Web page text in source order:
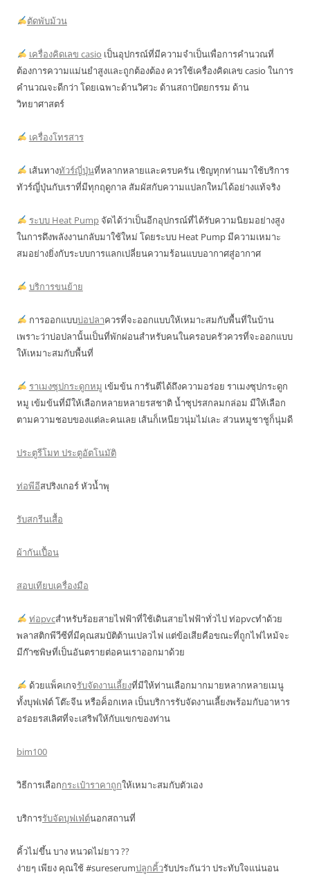
ตัดพับม้วน
เครื่องคิดเลข casio เป็นอุปกรณ์ที่มีความจำเป็นเพื่อการคำนวณที่
ต้องการความแม่นยำสูงและถูกต้องต้อง ควรใช้เครื่องคิดเลข casio ในการ
คำนวณจะดีกว่า โดยเฉพาะด้านวิศวะ ด้านสถาปัตยกรรม ด้าน
วิทยาศาสตร์
เครื่องโทรสาร
เส้นทางทัวร์ญี่ปุ่นที่หลากหลายและครบครัน เชิญทุกท่านมาใช้บริการ
ทัวร์ญี่ปุ่นกับเราที่มีทุกฤดูกาล สัมผัสกับความแปลกใหม่ได้อย่างแท้จริง
ระบบ Heat Pumpจัดได้ว่าเป็นอีกอุปกรณ์ที่ได้รับความนิยมอย่างสูง
ในการดึงพลังงานกลับมาใช้ใหม่ โดยระบบ Heat Pump มีความเหมาะ
สมอย่างยิ่งกับระบบการแลกเปลี่ยนความร้อนแบบอากาศสู่อากาศ
บริการขนย้าย
การออกแบบบ่อปลาควรที่จะออกแบบให้เหมาะสมกับพื้นที่ในบ้าน
เพราะว่าบ่อปลานั้นเป็นที่พักผ่อนสำหรับคนในครอบครัวควรที่จะออกแบบ
ให้เหมาะสมกับพื้นที่
ราเมงซุปกระดูกหมู เข้มข้น การันตีได้ถึงความอร่อย ราเมงซุปกระดูก
หมู เข้มข้นที่มีให้เลือกหลายหลายรสชาติ น้ำซุปรสกลมกล่อม มีให้เลือก
ตามความชอบของแต่ละคนเลย เส้นก็เหนียวนุ่มไม่เละ ส่วนหมูชาชูก็นุ่มดี
ประตูรีโมท ประตูอัตโนมัติ
ท่อพีอีสปริงเกอร์ หัวน้ำพุ
รับสกรีนเสื้อ
ผ้ากันเปื้อน
สอบเทียบเครื่องมือ
ท่อpvcสำหรับร้อยสายไฟฟ้าที่ใช้เดินสายไฟฟ้าทั่วไป ท่อpvcทำด้วย
พลาสติกพีวีซีที่มีคุณสมบัติต้านเปลวไฟ แต่ข้อเสียคือขณะที่ถูกไฟไหม้จะ
มีก๊าซพิษที่เป็นอันตรายต่อคนเราออกมาด้วย
ด้วยแพ็คเกจรับจัดงานเลี้ยงที่มีให้ท่านเลือกมากมายหลากหลายเมนู
ทั้งบุฟเฟ่ต์ โต๊ะจีน หรือค็อกเทล เป็นบริการรับจัดงานเลี้ยงพร้อมกับอาหาร
อร่อยรสเลิศที่จะเสริฟให้กับแขกของท่าน
bim100
วิธีการเลือกกระเป๋าราคาถูกให้เหมาะสมกับตัวเอง
บริการรับจัดบุฟเฟ่ต์นอกสถานที่
คิ้วไม่ขึ้น บาง หนวดไม่ยาว ??
ง่ายๆ เพียง คุณใช้ #sureserumปลูกคิ้วรับประกันว่า ประทับใจแน่นอน